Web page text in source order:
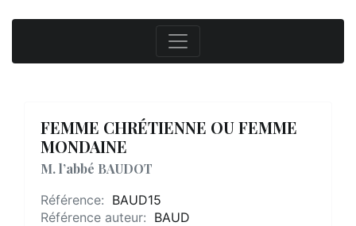
FEMME CHRÉTIENNE OU FEMME
MONDAINE
M. l’abbé BAUDOT
Référence: BAUD15
Référence auteur: BAUD